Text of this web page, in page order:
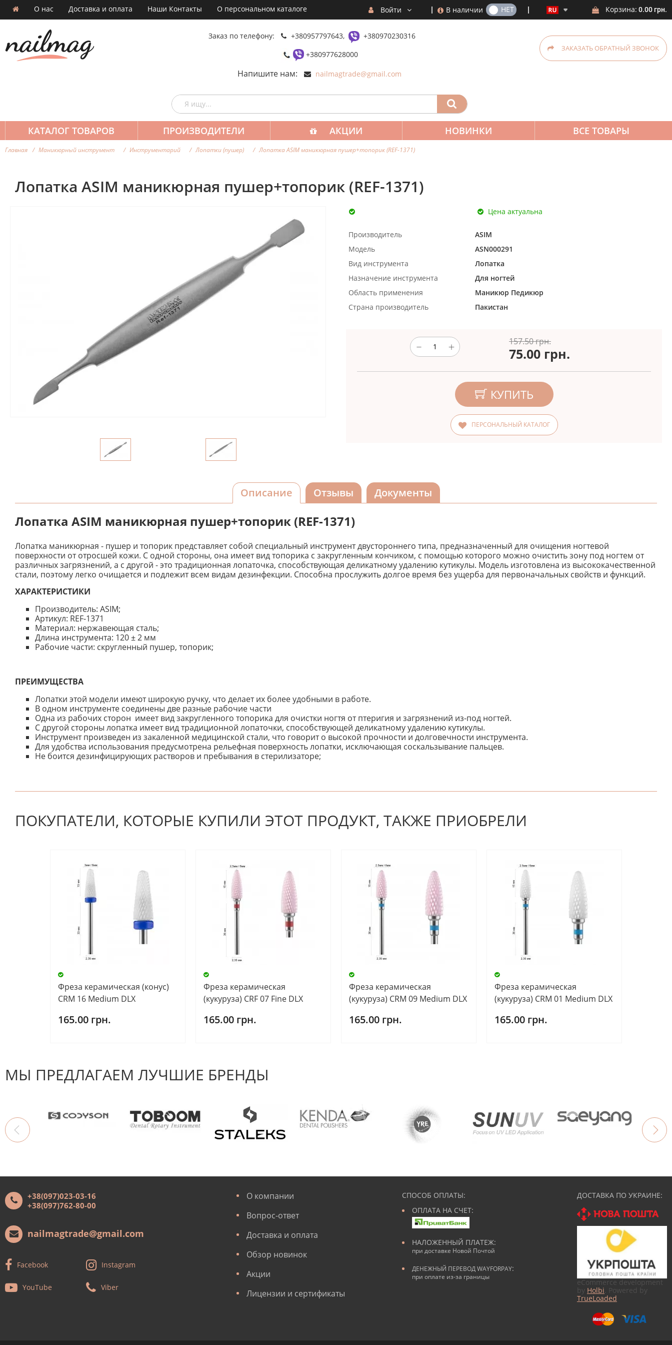
О нас Доставка и оплата Наши Контакты О персональном каталоге Корзина: 0.00 грн.
В наличии
ДА НЕТ
Войти
Заказ по телефону: +380957797643,
+380970230316
+380977628000
Напишите нам: nailmagtrade@gmail.com
ЗАКАЗАТЬ ОБРАТНЫЙ ЗВОНОК
КАТАЛОГ ТОВАРОВ ПРОИЗВОДИТЕЛИ АКЦИИ НОВИНКИ ВСЕ ТОВАРЫ
Главная Маникюрный инструмент Инструментарий Лопатки (пушер) Лопатка ASIM маникюрная пушер+топорик (REF-1371)
Лопатка ASIM маникюрная пушер+топорик (REF-1371)
Цена актуальна
Производитель
ASIM
Модель
ASN000291
Вид инструмента
Лопатка
Назначение инструмента
Для ногтей
Область применения
Маникюр Педикюр
Страна производитель
Пакистан
157.50 грн.
75.00 грн.
КУПИТЬ
ПЕРСОНАЛЬНЫЙ КАТАЛОГ
Описание Отзывы Документы
Лопатка ASIM маникюрная пушер+топорик (REF-1371)
Лопатка маникюрная - пушер и топорик представляет собой специальный инструмент двустороннего типа, предназначенный для очищения ногтевой
поверхности от отросшей кожи. С одной стороны, она имеет вид топорика с закругленным кончиком, с помощью которого можно очистить зону под ногтем от
различных загрязнений, а с другой - это традиционная лопаточка, способствующая деликатному удалению кутикулы. Модель изготовлена из высококачественной
стали, поэтому легко очищается и подлежит всем видам дезинфекции. Способна прослужить долгое время без ущерба для первоначальных свойств и функций.
ХАРАКТЕРИСТИКИ
Производитель: ASIM;
Артикул: REF-1371
Материал: нержавеющая сталь;
Длина инструмента: 120 ± 2 мм
Рабочие части: скругленный пушер, топорик;
ПРЕИМУЩЕСТВА
Лопатки этой модели имеют широкую ручку, что делает их более удобными в работе.
В одном инструменте соединены две разные рабочие части
Одна из рабочих сторон имеет вид закругленного топорика для очистки ногтя от птеригия и загрязнений из-под ногтей.
С другой стороны лопатка имеет вид традиционной лопаточки, способствующей деликатному удалению кутикулы.
Инструмент произведен из закаленной медицинской стали, что говорит о высокой прочности и долговечности инструмента.
Для удобства использования предусмотрена рельефная поверхность лопатки, исключающая соскальзывание пальцев.
Не боится дезинфицирующих растворов и пребывания в стерилизаторе;
К настоящему времени нет отзывов. Вы можете стать первым! Будьте первым, кто напишет отзыв.
ПОКУПАТЕЛИ, КОТОРЫЕ КУПИЛИ ЭТОТ ПРОДУКТ, ТАКЖЕ ПРИОБРЕЛИ
Фреза керамическая (конус)
CRM 16 Medium DLX
165.00 грн.
Фреза керамическая
(кукуруза) CRF 07 Fine DLX
165.00 грн.
Фреза керамическая
(кукуруза) CRM 09 Medium DLX
165.00 грн.
Фреза керамическая
(кукуруза) CRM 01 Medium DLX
165.00 грн.
МЫ ПРЕДЛАГАЕМ ЛУЧШИЕ БРЕНДЫ
+38(097)023-03-16
+38(097)762-80-00
nailmagtrade@gmail.com
Facebook Instagram
YouTube Viber
О компании
Вопрос-ответ
Доставка и оплата
Обзор новинок
Акции
Лицензии и сертификаты
СПОСОБ ОПЛАТЫ:
ОПЛАТА НА СЧЕТ:
НАЛОЖЕННЫЙ ПЛАТЕЖ:
при доставке Новой Почтой
ДЕНЕЖНЫЙ ПЕРЕВОД WAYFORPAY:
при оплате из-за границы
ДОСТАВКА ПО УКРАИНЕ:
eCommerce development
by Holbi . Powered by
TrueLoaded